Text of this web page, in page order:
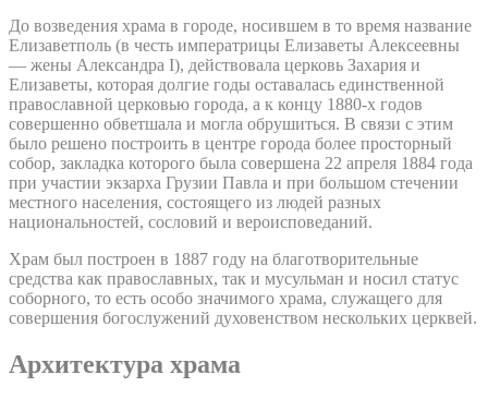
До возведения храма в городе, носившем в то время название
Елизаветполь (в честь императрицы Елизаветы Алексеевны
— жены Александра I), действовала церковь Захария и
Елизаветы, которая долгие годы оставалась единственной
православной церковью города, а к концу 1880-х годов
совершенно обветшала и могла обрушиться. В связи с этим
было решено построить в центре города более просторный
собор, закладка которого была совершена 22 апреля 1884 года
при участии экзарха Грузии Павла и при большом стечении
местного населения, состоящего из людей разных
национальностей, сословий и вероисповеданий.
Храм был построен в 1887 году на благотворительные
средства как православных, так и мусульман и носил статус
соборного, то есть особо значимого храма, служащего для
совершения богослужений духовенством нескольких церквей.
Архитектура храма